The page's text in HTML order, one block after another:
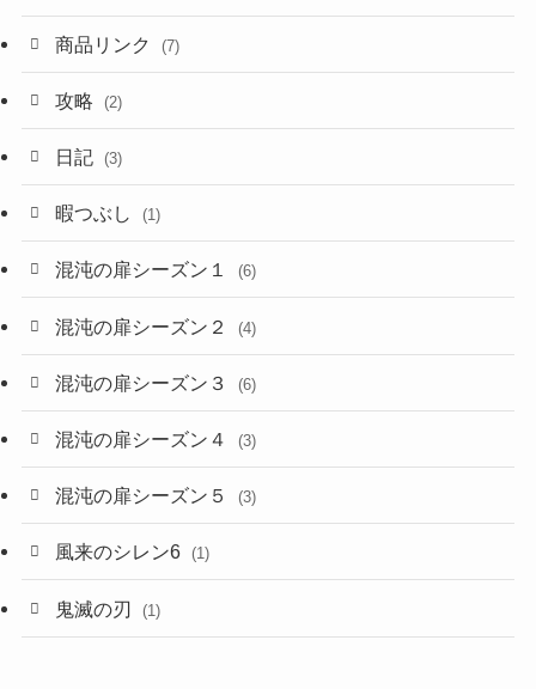
商品リンク (7)
攻略 (2)
日記 (3)
暇つぶし (1)
混沌の扉シーズン１ (6)
混沌の扉シーズン２ (4)
混沌の扉シーズン３ (6)
混沌の扉シーズン４ (3)
混沌の扉シーズン５ (3)
風来のシレン6 (1)
鬼滅の刃 (1)